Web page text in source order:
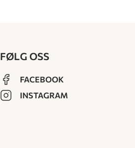
FØLG OSS
FACEBOOK
INSTAGRAM